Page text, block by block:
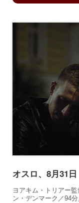
オスロ、8月31日
ヨアキム・トリアー
ン・デンマーク／94